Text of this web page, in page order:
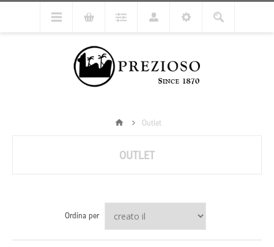
Outlet
OUTLET
Ordina per